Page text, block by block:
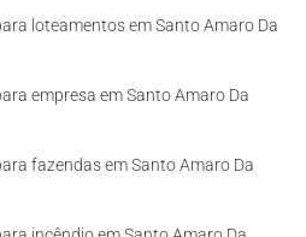
loteamentos em Santo Amaro Da
empresa em Santo Amaro Da
fazendas em Santo Amaro Da